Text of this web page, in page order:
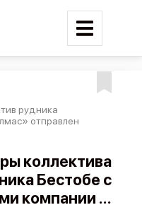
рудника
отправлен
коллектива
Бестобе с
компании ...